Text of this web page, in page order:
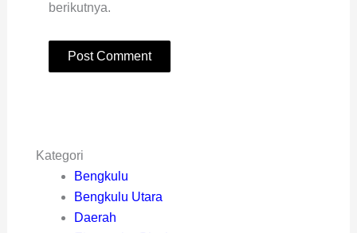
berikutnya.
Kategori
Bengkulu
Bengkulu Utara
Daerah